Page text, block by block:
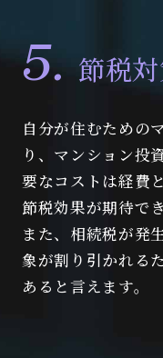
節税
自分が住むための
り、マンション投
要なコストは経費
節税効果が期待でき
また、相続税が発
象が割り引かれる
あると言えます。